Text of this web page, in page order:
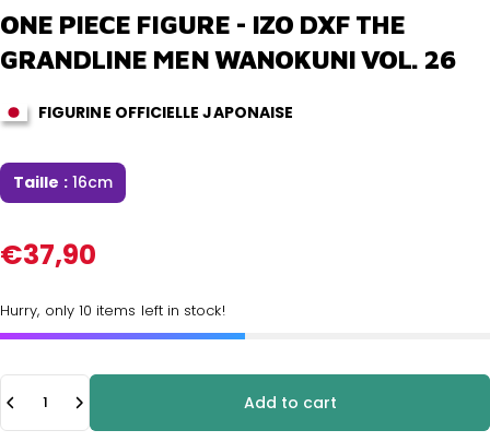
ONE PIECE FIGURE - IZO DXF THE
GRANDLINE MENWANOKUNIVOL. 26
FIGURINE OFFICIELLE JAPONAISE
Taille :16cm
€37,90
Hurry, only 10 items left in stock!
Quantity
Add to cart